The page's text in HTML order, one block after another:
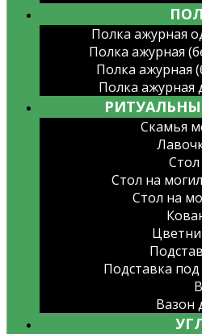
Полка ажурная
Полка ажурная
Полка ажурная
Полка ажурная
Скамья
Стол на
Стол на
Подставка
Вазон